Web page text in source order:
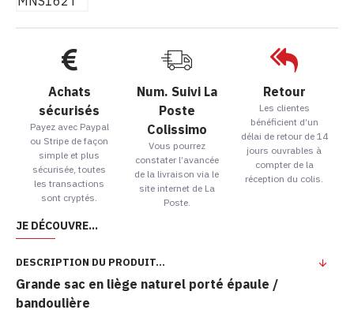
Achats
sécurisés
Payez avec Paypal
ou Stripe de façon
simple et plus
sécurisée, toutes
les transactions
sont cryptés.
Num. Suivi La
Poste
Colissimo
Vous pourrez
constater l’avancée
de la livraison via le
site internet de La
Poste.
Retour
Les clientes
bénéficient d’un
délai de retour de 14
jours ouvrables à
compter de la
réception du colis.
JE DÉCOUVRE...
DESCRIPTION DU PRODUIT...
Grande sac en liège naturel porté épaule /
bandoulière